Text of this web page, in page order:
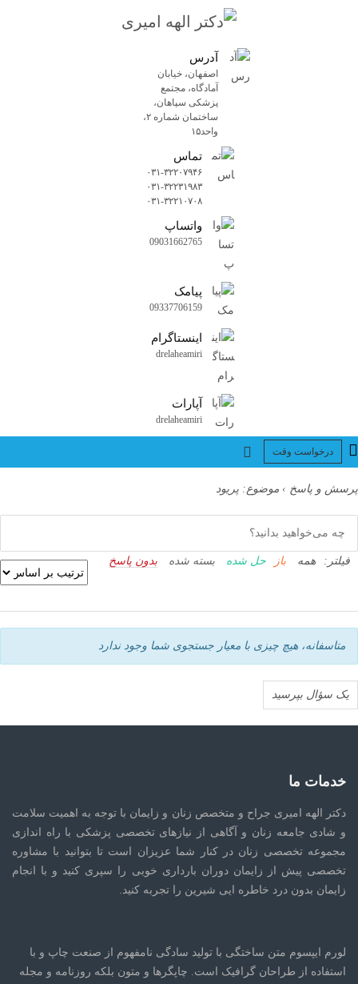
آدرس
اصفهان، خیابان
آمادگاه، مجتمع
پزشکی سپاهان،
ساختمان شماره ۲،
واحد۱۵
تماس
۰۳۱-۳۲۲۰۷۹۴۶
۰۳۱-۳۲۲۳۱۹۸۳
۰۳۱-۳۲۲۱۰۷۰۸
واتساپ
09031662765
پیامک
09337706159
اینستاگرام
drelaheamiri
آپارات
drelaheamiri
درخواست وقت
پرسش و پاسخ › موضوع: پریود
فیلتر: همه باز حل شده بسته شده بدون پاسخ
متاسفانه، هیچ چیزی با معیار جستجوی شما وجود ندارد
یک سؤال بپرسید
خدمات ما
دکتر الهه امیری جراح و متخصص زنان و زایمان با توجه به اهمیت سلامت
و شادی جامعه زنان و آگاهی از نیازهای تخصصی پزشکی با راه اندازی
مجموعه تخصصی زنان در کنار شما عزیزان است تا بتوانید با مشاوره
تخصصی پیش از زایمان دوران بارداری خوبی را سپری کنید و با انجام
زایمان بدون درد خاطره ایی شیرین را تجربه کنید.
لورم ایپسوم متن ساختگی با تولید سادگی نامفهوم از صنعت چاپ و با
استفاده از طراحان گرافیک است. چاپگرها و متون بلکه روزنامه و مجله